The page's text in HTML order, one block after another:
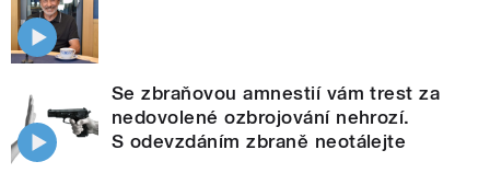
Se zbraňovou amnestií vám trest za
nedovolené ozbrojování nehrozí.
S odevzdáním zbraně neotálejte